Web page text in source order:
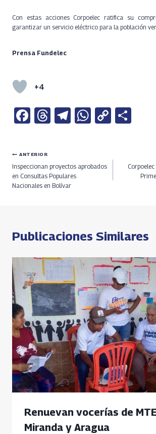
Con estas acciones Corpoelec ratifica su
garantizar un servicio eléctrico para la población
Prensa Fundelec
+4
Fa
b
o
o
T
a
ds
Te
a
m
W
s
C
Li
n
e
Navegación
de
ANTERIOR
Inspeccionan proyectos aprobados
en Consultas Populares
Nacionales en Bolívar
Publicaciones Similares
Renuevan vocerías de
Miranda y Aragua